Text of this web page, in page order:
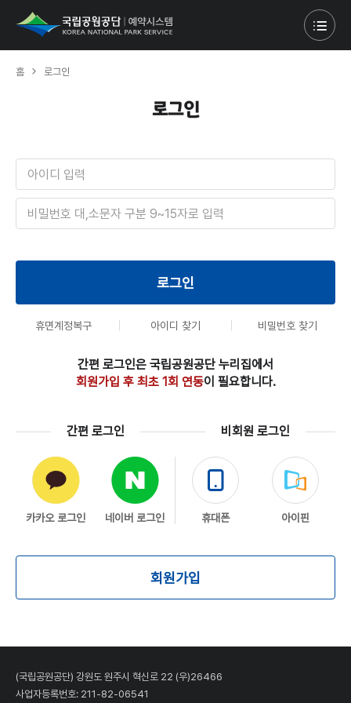
홈 로그인
로그인
아
디
비
호
로그인
휴면계정복구 아이디 찾기 비밀번호 찾기
간편 로그인은 국립공원공단 누리집에서
회원가입 후 최초 1회 연동이 필요합니다.
간편 로그인
카카오 로그인 네이버 로그인
비회원 로그인
휴대폰 아이핀
회원가입
(국립공원공단) 강원도 원주시 혁신로 22 (우)26466
사업자등록번호: 211-82-06541